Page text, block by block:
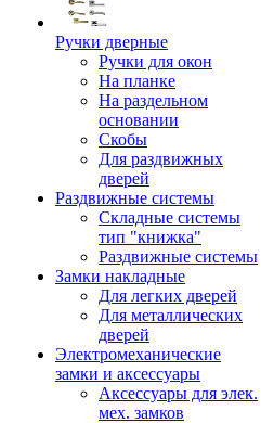
Ручки дверные
Ручки для окон
На планке
На раздельном
основании
Скобы
Для раздвижных
дверей
Раздвижные системы
Складные системы
тип "книжка"
Раздвижные системы
Замки накладные
Для легких дверей
Для металлических
дверей
Электромеханические
замки и аксессуары
Аксессуары для элек.
мех. замков